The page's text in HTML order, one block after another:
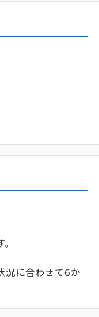
況に合わせて6か